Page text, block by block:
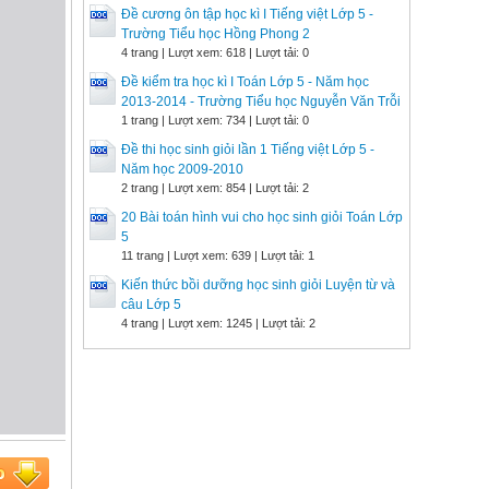
Đề cương ôn tập học kì I Tiếng việt Lớp 5 -
Trường Tiểu học Hồng Phong 2
4 trang | Lượt xem: 618 | Lượt tải: 0
Đề kiểm tra học kì I Toán Lớp 5 - Năm học
2013-2014 - Trường Tiểu học Nguyễn Văn Trỗi
1 trang | Lượt xem: 734 | Lượt tải: 0
Đề thi học sinh giỏi lần 1 Tiếng việt Lớp 5 -
Năm học 2009-2010
2 trang | Lượt xem: 854 | Lượt tải: 2
20 Bài toán hình vui cho học sinh giỏi Toán Lớp
5
11 trang | Lượt xem: 639 | Lượt tải: 1
Kiến thức bồi dưỡng học sinh giỏi Luyện từ và
câu Lớp 5
4 trang | Lượt xem: 1245 | Lượt tải: 2